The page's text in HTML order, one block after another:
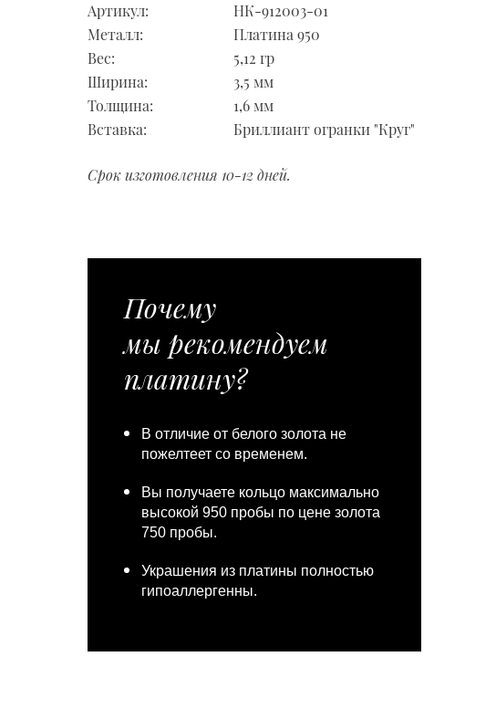
Артикул:
НК-912003-01
Металл:
Платина 950
Вес:
5,12 гр
Ширина:
3,5 мм
Толщина:
1,6 мм
Вставка:
Бриллиант огранки "Круг"
Срок изготовления 10-12 дней.
Почему
мы рекомендуем
платину?
В отличие от белого золота не
пожелтеет со временем.
Вы получаете кольцо максимально
высокой 950 пробы по цене золота
750 пробы.
Украшения из платины полностью
гипоаллергенны.